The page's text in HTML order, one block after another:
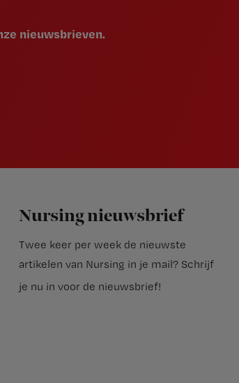
nieuwsbrieven.
Nursing nieuwsbrief
Twee keer per week de nieuwste
artikelen van Nursing in je mail? Schrijf
je nu in voor de nieuwsbrief!